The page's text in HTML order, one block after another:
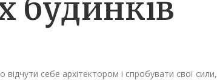
будинків
себе архітектором і спробувати свої сили,